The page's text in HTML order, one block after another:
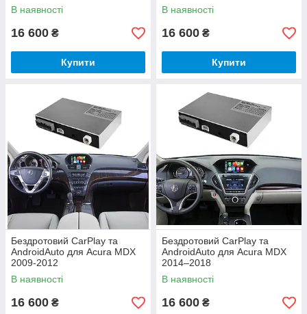
В наявності
16 600 ₴
Купити
В наявності
16 600 ₴
Купити
Бездротовий CarPlay та
AndroidAuto для Acura MDX
2009-2012
В наявності
16 600 ₴
Бездротовий CarPlay та
AndroidAuto для Acura MDX
2014–2018
В наявності
16 600 ₴